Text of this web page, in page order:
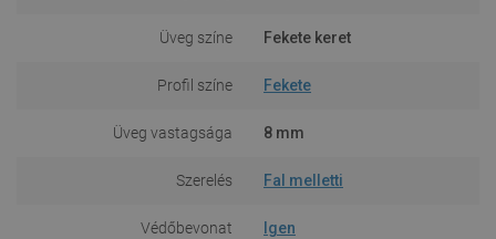
Üveg színe Fekete keret
Profil színe Fekete
Üveg vastagsága 8 mm
Szerelés Fal melletti
Védőbevonat Igen